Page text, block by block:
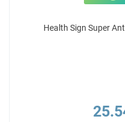
Health Sign Super